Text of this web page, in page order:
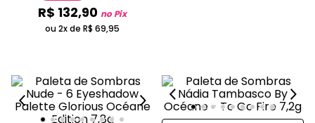
R$ 132,90 no Pix
ou 2x de R$ 69,95